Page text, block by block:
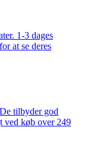
1-3 dages
at se deres
tilbyder god
ved køb over 249